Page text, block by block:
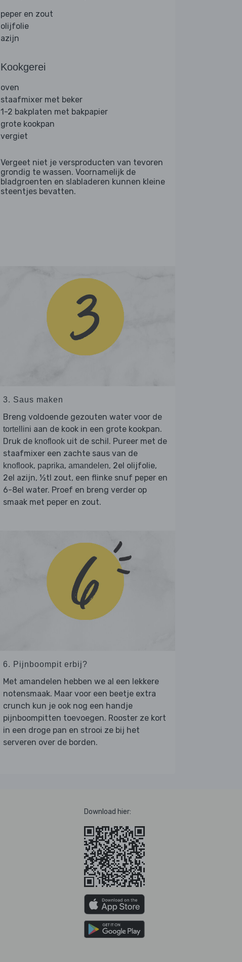
peper en zout
olijfolie
azijn
Kookgerei
oven
staafmixer met beker
1-2 bakplaten met bakpapier
grote kookpan
vergiet
Vergeet niet je versproducten van tevoren
grondig te wassen. Voornamelijk de
bladgroenten en slabladeren kunnen kleine
steentjes bevatten.
3. Saus maken
Breng voldoende gezouten water voor de
tortellini aan de kook in een grote kookpan.
Druk de knoflook uit de schil. Pureer met de
staafmixer een zachte saus van de
knoflook, paprika, amandelen, 2el olijfolie,
2el azijn, ½tl zout, een flinke snuf peper en
6-8el water. Proef en breng verder op
smaak met peper en zout.
6. Pijnboompit erbij?
Met amandelen hebben we al een lekkere
notensmaak. Maar voor een beetje extra
crunch kun je ook nog een handje
pijnboompitten toevoegen. Rooster ze kort
in een droge pan en strooi ze bij het
serveren over de borden.
Download hier: